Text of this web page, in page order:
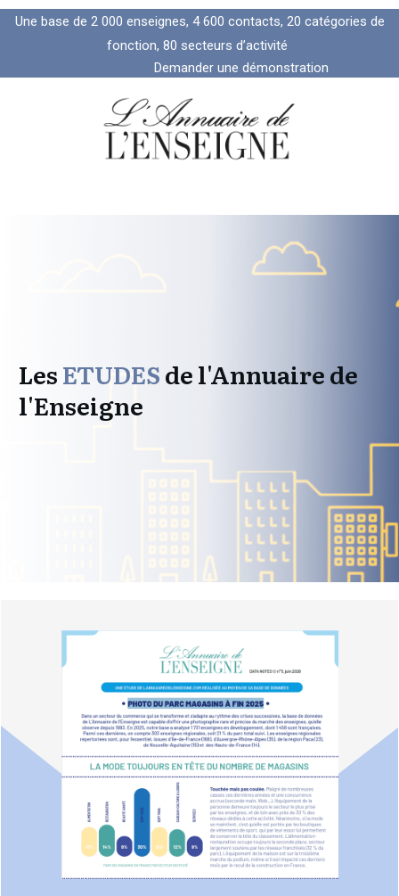
Une base de 2 000 enseignes, 4 600 contacts, 20 catégories de
fonction, 80 secteurs d’activité
Demander une démonstration
LesETUDESde l'Annuaire de
l'Enseigne